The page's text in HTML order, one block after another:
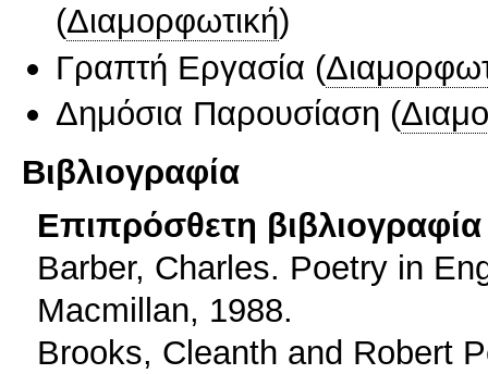
(Διαμορφωτική)
Γραπτή Εργασία (
Δημόσια Παρουσίαση (
Βιβλιογραφία
Επιπρόσθετη βιβλιογραφία
Barber, Charles. Poetry in
Macmillan, 1988.
Brooks, Cleanth and Robert